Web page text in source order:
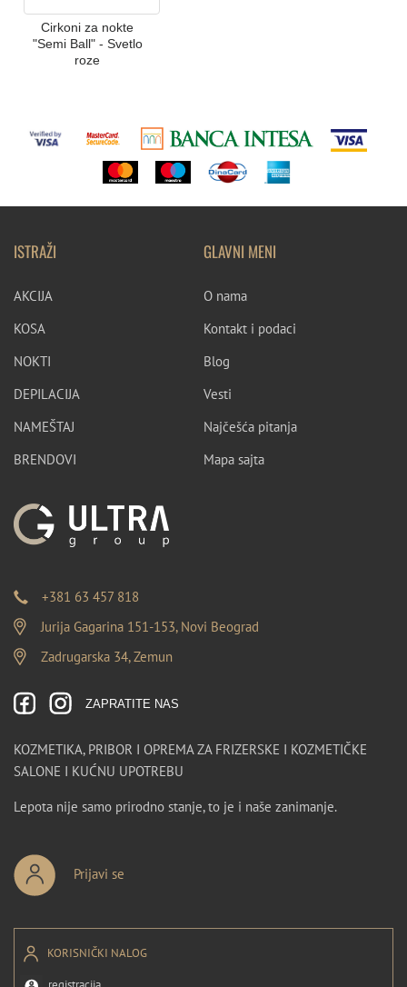
Cirkoni za nokte
"Semi Ball" - Svetlo
roze
ISTRAŽI
AKCIJA
KOSA
NOKTI
DEPILACIJA
NAMEŠTAJ
BRENDOVI
GLAVNI MENI
O nama
Kontakt i podaci
Blog
Vesti
Najčešća pitanja
Mapa sajta
+381 63 457 818
Jurija Gagarina 151-153, Novi Beograd
Zadrugarska 34, Zemun
ZAPRATITE NAS
KOZMETIKA, PRIBOR I OPREMA ZA FRIZERSKE I KOZMETIČKE
SALONE I KUĆNU UPOTREBU
Lepota nije samo prirodno stanje, to je i naše zanimanje.
Prijavi se
KORISNIČKI NALOG